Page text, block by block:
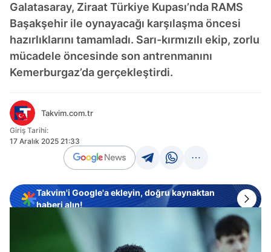
Galatasaray, Ziraat Türkiye Kupası’nda RAMS
Başakşehir ile oynayacağı karşılaşma öncesi
hazırlıklarını tamamladı. Sarı-kırmızılı ekip, zorlu
mücadele öncesinde son antrenmanını
Kemerburgaz’da gerçekleştirdi.
Takvim.com.tr
Giriş Tarihi:
17 Aralık 2025 21:33
Takvim'i Google'a ekleyin, doğru kaynaktan
haberi alın!